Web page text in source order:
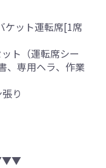
ケット運転席[1席
ト（運転席シー
、専用ヘラ、作業
り